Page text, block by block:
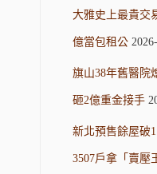
大雅史上最貴交
億當包租公
旗山38年舊醫院
砸2億重金接手
新北預售餘屋
3507戶拿「賣壓